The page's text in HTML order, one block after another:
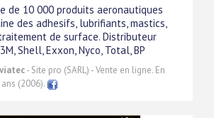
de 10 000 produits aeronautiques
des adhesifs, lubrifiants, mastics,
de surface. Distributeur
Shell, Exxon, Nyco, Total, BP
- Site pro (SARL) - Vente en ligne. En
(2006).